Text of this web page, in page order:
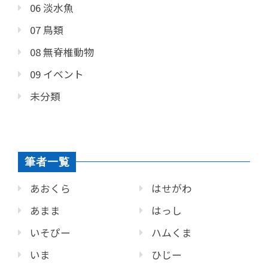
06 淡水魚
07 鳥類
08 無脊椎動物
09 イベント
未分類
筆者一覧
あおくら
あまま
いそぴー
いま
はせがわ
はっし
ハムくま
ひじー